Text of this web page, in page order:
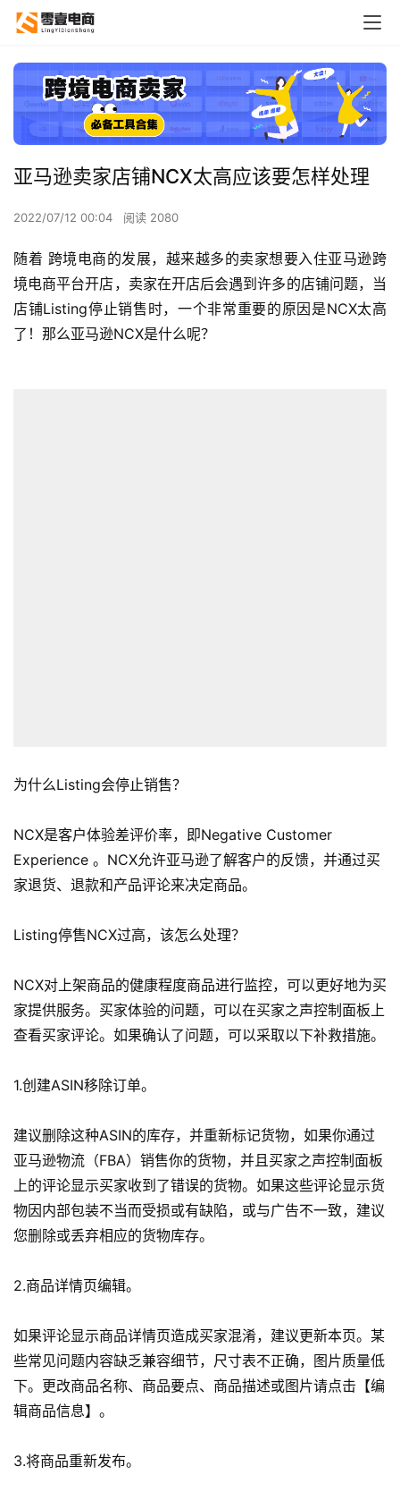
首
页
球
店
跨
境
亚马逊卖家店铺NCX太高应该要怎样处理
2022/07/12 00:04 阅读 2080
随着 跨境电商的发展，越来越多的卖家想要入住亚马逊跨
境电商平台开店，卖家在开店后会遇到许多的店铺问题，当
店铺Listing停止销售时，一个非常重要的原因是NCX太高
了！那么亚马逊NCX是什么呢？
为什么Listing会停止销售？
NCX是客户体验差评价率，即Negative Customer
Experience 。NCX允许亚马逊了解客户的反馈，并通过买
家退货、退款和产品评论来决定商品。
Listing停售NCX过高，该怎么处理？
NCX对上架商品的健康程度商品进行监控，可以更好地为买
家提供服务。买家体验的问题，可以在买家之声控制面板上
查看买家评论。如果确认了问题，可以采取以下补救措施。
1.创建ASIN移除订单。
建议删除这种ASIN的库存，并重新标记货物，如果你通过
亚马逊物流（FBA）销售你的货物，并且买家之声控制面板
上的评论显示买家收到了错误的货物。如果这些评论显示货
物因内部包装不当而受损或有缺陷，或与广告不一致，建议
您删除或丢弃相应的货物库存。
2.商品详情页编辑。
如果评论显示商品详情页造成买家混淆，建议更新本页。某
些常见问题内容缺乏兼容细节，尺寸表不正确，图片质量低
下。更改商品名称、商品要点、商品描述或图片请点击【编
辑商品信息】。
3.将商品重新发布。